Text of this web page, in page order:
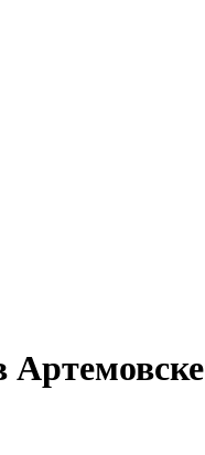
Артемовске